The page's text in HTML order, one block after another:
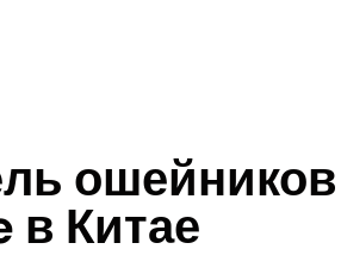
ошейников
в Китае